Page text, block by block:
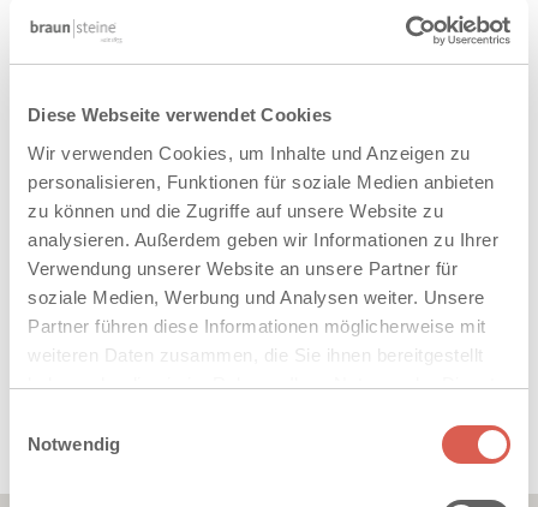
Diese Webseite verwendet Cookies
Wir verwenden Cookies, um Inhalte und Anzeigen zu
personalisieren, Funktionen für soziale Medien anbieten
zu können und die Zugriffe auf unsere Website zu
analysieren. Außerdem geben wir Informationen zu Ihrer
Verwendung unserer Website an unsere Partner für
soziale Medien, Werbung und Analysen weiter. Unsere
Partner führen diese Informationen möglicherweise mit
weiteren Daten zusammen, die Sie ihnen bereitgestellt
haben oder die sie im Rahmen Ihrer Nutzung der Dienste
Cookies, wenn Sie unsere Webseite weiterhin nutzen.
Notwendig
F. C. Nüdling Betonelemente GmbH + Co. KG
Ruprechtstraße 24
36037 Fulda
Tel. 0661.8387-0
Fax 0661.8387-270
info@fcn-betonelemente.de